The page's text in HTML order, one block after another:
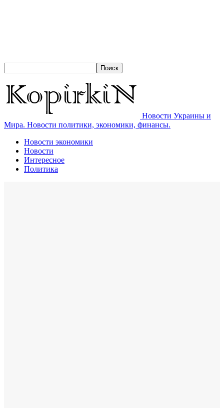
Новости Украины и
Мира. Новости политики, экономики, финансы.
Новости экономики
Новости
Интересное
Политика